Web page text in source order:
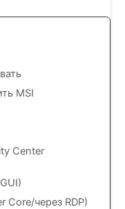
MSI
Center
Core/через RDP)